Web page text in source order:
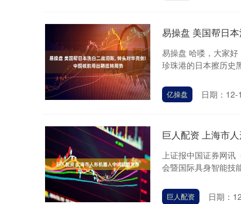
易操盘 美国帮日
易操盘 哈喽，大家
珍珠港的日本擦历史
亿操盘 日期：12-
巨人配资 上海市
上证报中国证券网讯
会暨国际具身智能技
巨人配资 日期：